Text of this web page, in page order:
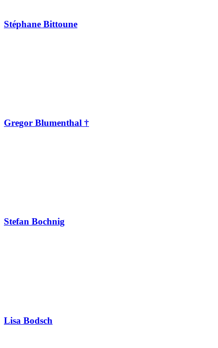
Stéphane Bittoune
Gregor Blumenthal †
Stefan Bochnig
Lisa Bodsch